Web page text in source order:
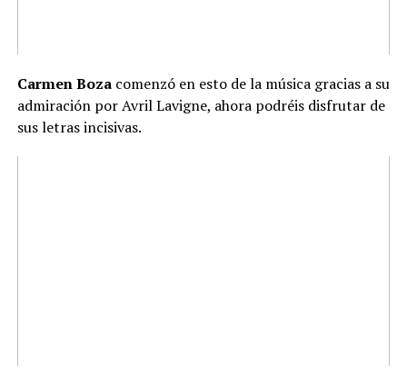
Carmen Bozacomenzó en esto de la música gracias a su
admiración por Avril Lavigne, ahora podréis disfrutar de
sus letras incisivas.